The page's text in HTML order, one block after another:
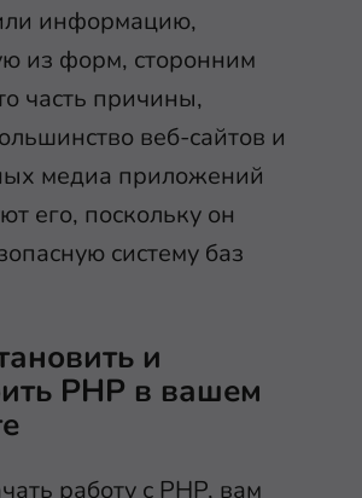
информацию,
из форм, сторонним
часть причины,
веб-сайтов и
медиа приложений
его, поскольку он
систему баз
и
PHP в вашем
работу с PHP, вам